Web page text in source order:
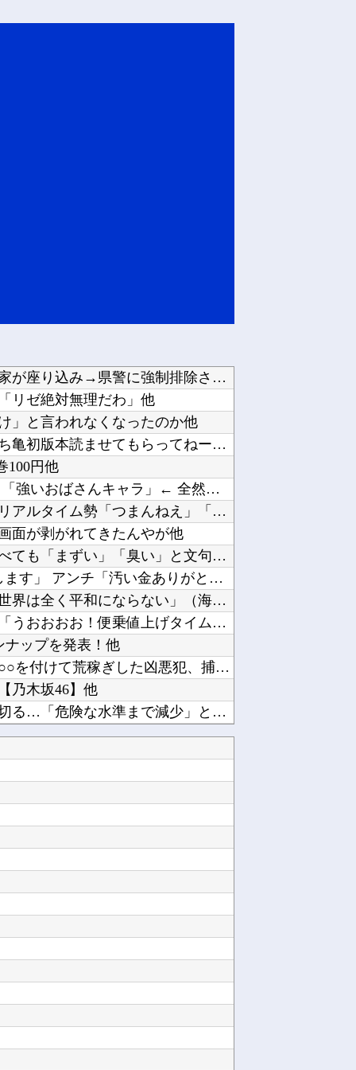
【動画】原爆の日に今年も極左活動家が座り込み→県警に強制排除される動画が話題に他
リゼ絶対無理だわ」他
」と言われなくなったのか他
【こち亀】両津「おじいちゃんにこち亀初版本読ませてもらってねー。内容は全く変わらないから」...
100円他
「強いおっさんキャラ」←よくいる 「強いおばさんキャラ」← 全然いない他
【悲報】ちいかわ原作セイレーン編リアルタイム勢「つまんねえ」「ゴミ」「早く終われ」「ナガノ...
面が剥がれてきたんやが他
紹介された男と食事に行くも何を食べても「まずい」「臭い」と文句連発！不快すぎて断った後、友...
セクシー女優「熊本に300万円寄付します」 アンチ「汚い金ありがとう♥」他
広島81回目の原爆の日を迎える←「世界は全く平和にならない」（海外の反応）他
政府「消費税減税しまーす！」企業「うおおおお！便乗値上げタイムきたっ！減税分値上げするぞ～...
ナップを発表！他
【ヤバすぎ】路上で相手の持ち物に○○を付けて荒稼ぎした凶悪犯、捕まる他
乃木坂46】他
米軍、長射程精密ミサイルほぼ使い切る…「危険な水準まで減少」と軍高官が警告！他
ん、さすがに胸がデカすぎる他
倉透って相性良さそう他
【これは重い】清水良太郎さんの訃報後、落語家が過去の“いじめ・暴行被害”を告発他
岸田文雄元首相､円安を阻止するために日米の通貨当局が実施した為替介入は｢一時しのぎに過ぎな...
害ｗｗｗｗｗｗｗｗｗｗ他
んだが？他
【ラブライブ！】小原鞠莉にファブリーズぶっかけられたい【Aqours】他
なんですか？？？他